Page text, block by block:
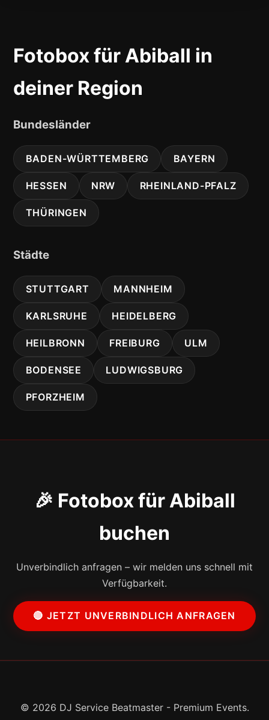
Fotobox für Abiball in
deiner Region
Bundesländer
BADEN-WÜRTTEMBERG BAYERN
HESSEN NRW RHEINLAND-PFALZ
THÜRINGEN
Städte
STUTTGART MANNHEIM
KARLSRUHE HEIDELBERG
HEILBRONN FREIBURG ULM
BODENSEE LUDWIGSBURG
PFORZHEIM
🎉 Fotobox für Abiball
buchen
Unverbindlich anfragen – wir melden uns schnell mit
Verfügbarkeit.
🔴 JETZT UNVERBINDLICH ANFRAGEN
© 2026 DJ Service Beatmaster - Premium Events.